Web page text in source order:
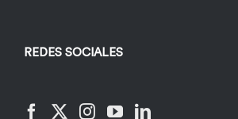
REDES SOCIALES